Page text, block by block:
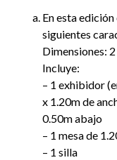
En esta
siguientes
Dimensiones:
Incluye:
– 1 exhibidor
x 1.20m de
0.50m abajo
– 1 mesa de
– 1 silla